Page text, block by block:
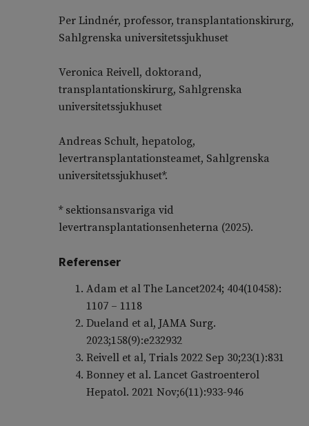
Per Lindnér, professor, transplantationskirurg,
Sahlgrenska universitetssjukhuset
Veronica Reivell, doktorand,
transplantationskirurg, Sahlgrenska
universitetssjukhuset
Andreas Schult, hepatolog,
levertransplantationsteamet, Sahlgrenska
universitetssjukhuset*.
* sektionsansvariga vid
levertransplantationsenheterna (2025).
Referenser
Adam et al The Lancet2024; 404(10458):
1107 – 1118
Dueland et al, JAMA Surg.
2023;158(9):e232932
Reivell et al, Trials 2022 Sep 30;23(1):831
Bonney et al. Lancet Gastroenterol
Hepatol. 2021 Nov;6(11):933-946